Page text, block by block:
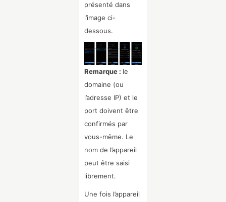
présenté dans
l’image ci-
dessous.
Remarque : le
domaine (ou
l’adresse IP) et le
port doivent être
confirmés par
vous-même. Le
nom de l’appareil
peut être saisi
librement.
Une fois l’appareil